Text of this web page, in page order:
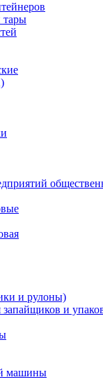
тары
и рулоны)
и
машины